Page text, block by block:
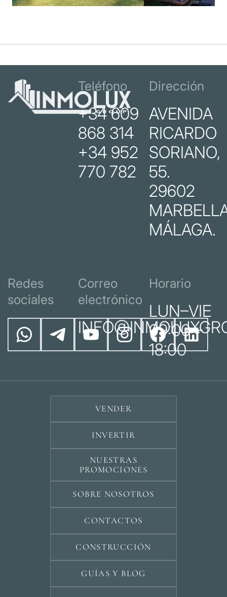
Teléfono
+34 609
868 314
+34 952
770 782
Dirección
AVENIDA
RICARDO
SORIANO,
55.
29602
MÁLAGA.
Redes
sociales
Correo
electrónico
Horario
LUN–VIE
09:00 –
18:00
VENDER
INVERTIR
NUESTRAS
PROMOCIONES
SOBRE NOSOTROS
CONTACTOS
CONSTRUCCIÓN
GUÍAS Y BLOG